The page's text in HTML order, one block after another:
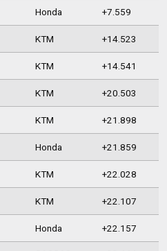
Honda +7.559
KTM +14.523
KTM +14.541
KTM +20.503
KTM +21.898
Honda +21.859
KTM +22.028
KTM +22.107
Honda +22.157